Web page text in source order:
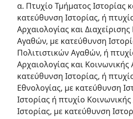
α. Πτυχίο Τμήματος Ιστορίας
κατεύθυνση Ιστορίας, ή
Αρχαιολογίας και
Αγαθών, με κατεύθυνση
Πολιτιστικών Αγαθών, ή
Αρχαιολογίας και
κατεύθυνση Ιστορίας, ή
Εθνολογίας, με κατεύθυνση
Ιστορίας ή πτυχίο
Ιστορίας, με κατεύθυνση